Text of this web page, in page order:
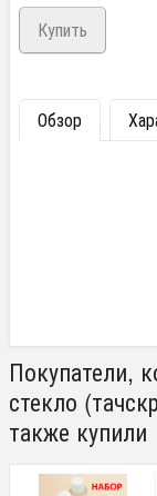
Обзор
Покупатели,
стекло
также купили